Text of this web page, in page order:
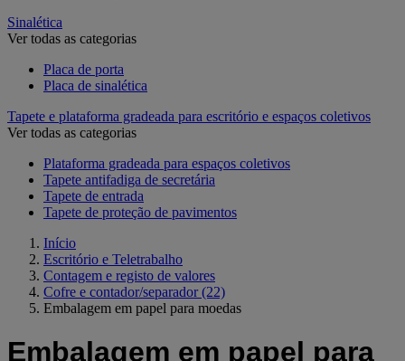
Sinalética
Ver todas as categorias
Placa de porta
Placa de sinalética
Tapete e plataforma gradeada para escritório e espaços coletivos
Ver todas as categorias
Plataforma gradeada para espaços coletivos
Tapete antifadiga de secretária
Tapete de entrada
Tapete de proteção de pavimentos
Início
Escritório e Teletrabalho
Contagem e registo de valores
Cofre e contador/separador (22)
Embalagem em papel para moedas
Embalagem em papel para